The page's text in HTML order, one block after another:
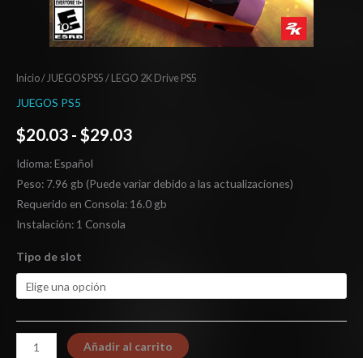
Inicio/ JUEGOS PS5 / LEGO 2K Drive PS5
JUEGOS PS5
$20.03 - $29.03
Idioma: Español
Peso: 7.96 gb (Puede variar debido a las actualizaciones)
Requerido en Consola: 16.0 gb
Instalación: 1 Consola
Tipo de slot
Añadir al carrito